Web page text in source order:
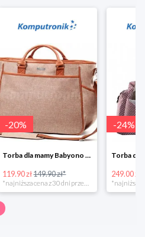
-20%
Torba dla mamy Babyono 1507/01 Comfort Chic w super cenie
119.90 zł149.90 zł*
-24%
249.00 zł